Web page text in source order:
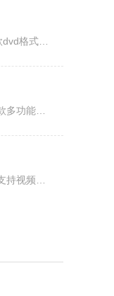
ColorSPY是一款专业实用的屏幕取色与色码转换工具，用于屏幕任意颜色提取、色码转换与颜色管理，支持多种常用色码格式，广泛应用于网页设计、平面绘图、编程开发等场景。取色精准快速，能轻松获取屏幕任意位置的颜色信息。ColorSPY功能1.实时屏幕取色，鼠标悬停即可获取屏幕任意位置颜色，无需复杂操作。...